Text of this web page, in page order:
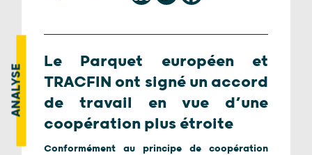
ANALYSE
Le Parquet européen et
TRACFIN ont signé un accord
de travail en vue d’une
coopération plus étroite
Conformément au principe de coopération